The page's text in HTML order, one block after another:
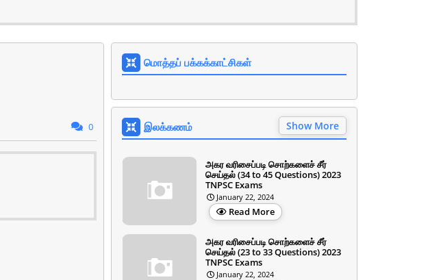
0
மொத்தப் பக்கக்காட்சிகள்
இலக்கணம் Show More
அகர வரிசைப்படி சொற்களைச் சீர்
செய்தல் (34 to 45 Questions) 2023
TNPSC Exams
January 22, 2024
Read More
அகர வரிசைப்படி சொற்களைச் சீர்
செய்தல் (23 to 33 Questions) 2023
TNPSC Exams
January 22, 2024